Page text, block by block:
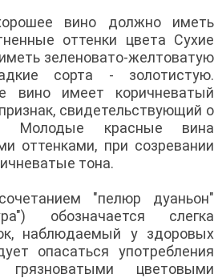
вино должно иметь
оттенки цвета Сухие
зеленовато-желтоватую
сорта - золотистую.
вино имеет коричневатый
свидетельствующий о
Молодые красные вина
оттенками, при созревании
тона.
"пелюр дуаньон"
обозначается слегка
наблюдаемый у здоровых
опасаться употребления
цветовыми